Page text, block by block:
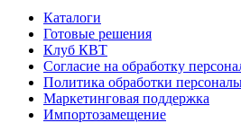
Каталоги
Готовые решения
Клуб КВТ
Согласие на обработку
Политика обработки
Маркетинговая поддержка
Импортозамещение